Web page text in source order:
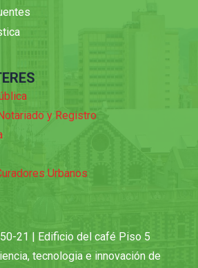
y Registro
Urbanos
21 | Edificio del café Piso 5
tecnologia e innovación de